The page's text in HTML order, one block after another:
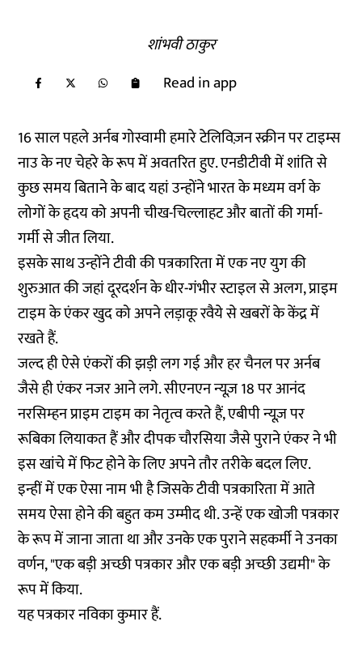
शांभवी ठाकुर
Read in app
16 साल पहले अर्नब गोस्वामी हमारे टेलिविज़न स्क्रीन पर टाइम्स
नाउ के नए चेहरे के रूप में अवतरित हुए. एनडीटीवी में शांति से
कुछ समय बिताने के बाद यहां उन्होंने भारत के मध्यम वर्ग के
लोगों के हृदय को अपनी चीख-चिल्लाहट और बातों की गर्मा-
गर्मी से जीत लिया.
इसके साथ उन्होंने टीवी की पत्रकारिता में एक नए युग की
शुरुआत की जहां दूरदर्शन के धीर-गंभीर स्टाइल से अलग, प्राइम
टाइम के एंकर खुद को अपने लड़ाकू रवैये से खबरों के केंद्र में
रखते हैं.
जल्द ही ऐसे एंकरों की झड़ी लग गई और हर चैनल पर अर्नब
जैसे ही एंकर नजर आने लगे. सीएनएन न्यूज़ 18 पर आनंद
नरसिम्हन प्राइम टाइम का नेतृत्व करते हैं, एबीपी न्यूज़ पर
रूबिका लियाकत हैं और दीपक चौरसिया जैसे पुराने एंकर ने भी
इस खांचे में फिट होने के लिए अपने तौर तरीके बदल लिए.
इन्हीं में एक ऐसा नाम भी है जिसके टीवी पत्रकारिता में आते
समय ऐसा होने की बहुत कम उम्मीद थी. उन्हें एक खोजी पत्रकार
के रूप में जाना जाता था और उनके एक पुराने सहकर्मी ने उनका
वर्णन, "एक बड़ी अच्छी पत्रकार और एक बड़ी अच्छी उद्यमी" के
रूप में किया.
यह पत्रकार नविका कुमार हैं.